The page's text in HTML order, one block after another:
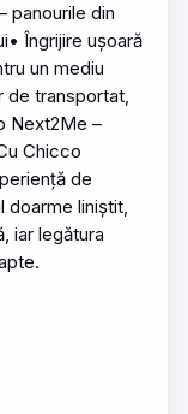
panourile din
Îngrijire ușoară
un mediu
de transportat,
Next2Me –
Chicco
de
doarme liniștit,
iar legătura